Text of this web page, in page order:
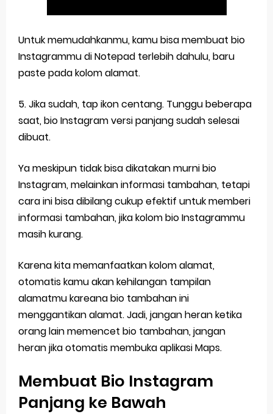
Untuk memudahkanmu, kamu bisa membuat bio
Instagrammu di Notepad terlebih dahulu, baru
paste pada kolom alamat.
5. Jika sudah, tap ikon centang. Tunggu beberapa
saat, bio Instagram versi panjang sudah selesai
dibuat.
Ya meskipun tidak bisa dikatakan murni bio
Instagram, melainkan informasi tambahan, tetapi
cara ini bisa dibilang cukup efektif untuk memberi
informasi tambahan, jika kolom bio Instagrammu
masih kurang.
Karena kita memanfaatkan kolom alamat,
otomatis kamu akan kehilangan tampilan
alamatmu kareana bio tambahan ini
menggantikan alamat. Jadi, jangan heran ketika
orang lain memencet bio tambahan, jangan
heran jika otomatis membuka aplikasi Maps.
Membuat Bio Instagram
Panjang ke Bawah